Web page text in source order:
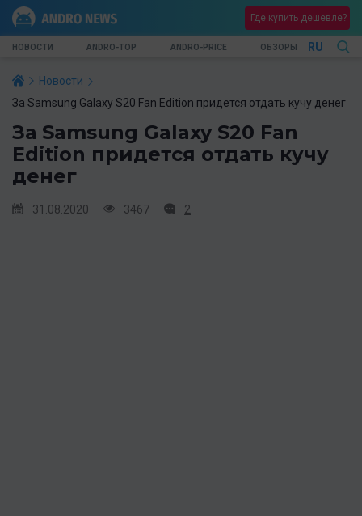
Где купить дешевле?
НОВОСТИ ANDRO-TOP ANDRO-PRICE ОБЗОРЫ RU
Новости
За Samsung Galaxy S20 Fan Edition придется отдать кучу денег
За Samsung Galaxy S20 Fan
Edition придется отдать кучу
денег
31.08.2020 3467 2